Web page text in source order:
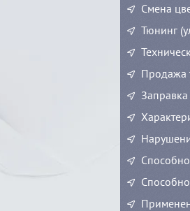
Смена
Тюнинг
Продажа